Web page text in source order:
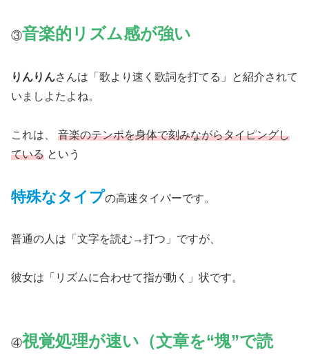
③音楽的リズム感が強い
りんりんさんは「歌より速く歌詞を打てる」と紹介されて
いましよたよね。
これは、 音楽のテンポを身体で刻みながらタイピングし
ている という
特殊なタイプの高速タイパーです。
普通の人は「文字を読む→打つ」ですが、
彼女は「リズムに合わせて指が動く」状です。
④視覚処理が速い（文章を“塊”で読